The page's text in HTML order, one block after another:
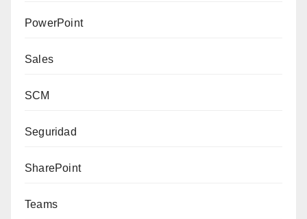
PowerPoint
Sales
SCM
Seguridad
SharePoint
Teams